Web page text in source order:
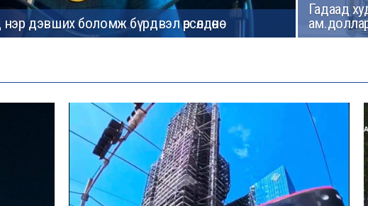
дэвших боломж бүрдвэл өрсөлдөнө
Гадаад